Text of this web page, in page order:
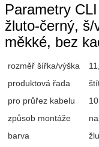
Parametry
žluto-černý,
měkké, bez
rozměř šířka/výška
produktová řada
pro průřez kabelu
způsob montáže
barva